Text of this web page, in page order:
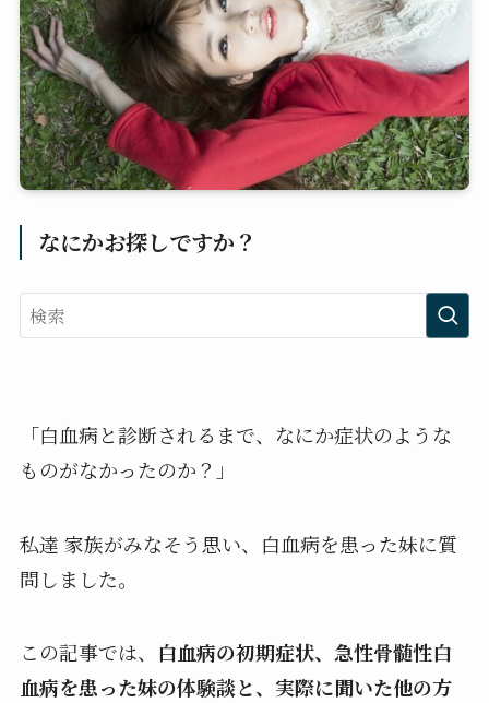
なにかお探しですか？
「白血病と診断されるまで、なにか症状のような
ものがなかったのか？」
私達 家族がみなそう思い、白血病を患った妹に質
問しました。
この記事では、 白血病の初期症状、急性骨髄性白
血病を患った妹の体験談と、実際に聞いた他の方